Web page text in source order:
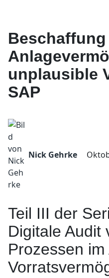
unplausible
SAP
Nick Gehrke
Teil III der
Digitale Audit
Prozessen